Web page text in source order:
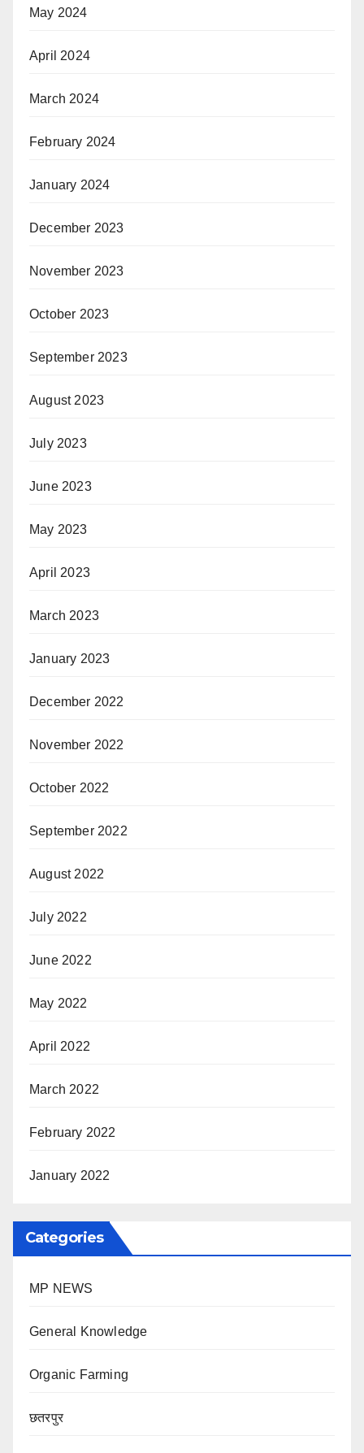
May 2024
April 2024
March 2024
February 2024
January 2024
December 2023
November 2023
October 2023
September 2023
August 2023
July 2023
June 2023
May 2023
April 2023
March 2023
January 2023
December 2022
November 2022
October 2022
September 2022
August 2022
July 2022
June 2022
May 2022
April 2022
March 2022
February 2022
January 2022
Categories
MP NEWS
General Knowledge
Organic Farming
छतरपुर